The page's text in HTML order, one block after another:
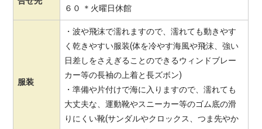
６０ ＊火曜日休館
服装
・波や飛沫で濡れますので、濡れても動きやす
く乾きやすい服装(体を冷やす海風や飛沫、強い
日差しをさえぎることのできるウィンドブレー
カー等の長袖の上着と長ズボン)
・準備や片付けで海に入りますので、濡れても
大丈夫な、運動靴やスニーカー等のゴム底の滑
りにくい靴(サンダルやクロックス、つま先やか